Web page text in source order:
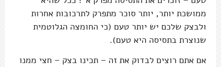
ממושכת יותר, יותר סוכר מתפרק לתרכובות אחרות
ולבצק שלכם יש יותר טעם (כי החומצה הגלוטמית
שנוצרת בתסיסה היא טעם).
אם אתם רוצים לבדוק את זה – תכינו בצק – חצי ממנו